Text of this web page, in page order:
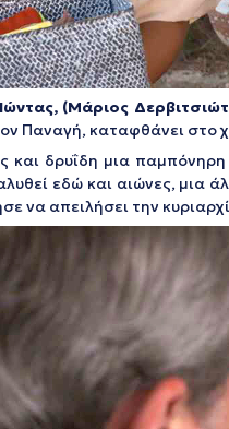
(Μάριος
Παναγή, καταφθάνει στο
δρυΐδη μια
εδώ και αιώνες,
να απειλήσει την